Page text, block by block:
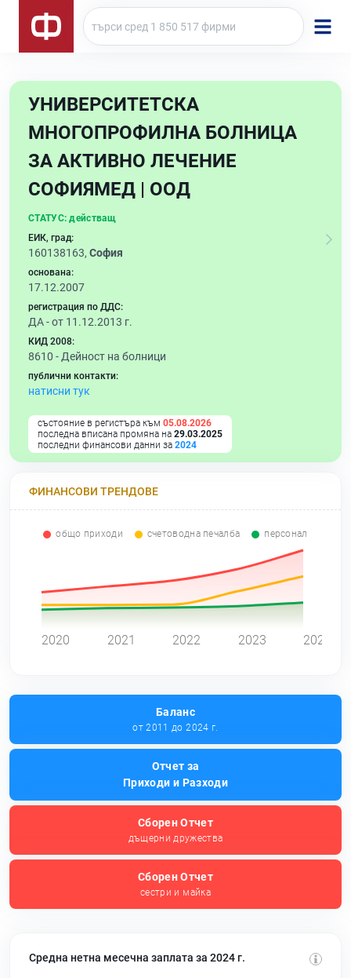
УНИВЕРСИТЕТСКА
МНОГОПРОФИЛНА БОЛНИЦА
ЗА АКТИВНО ЛЕЧЕНИЕ
СОФИЯМЕД | ООД
СТАТУС: действащ
ЕИК, град:
160138163, София
основана:
17.12.2007
регистрация по ДДС:
ДА - от 11.12.2013 г.
КИД 2008:
8610 - Дейност на болници
публични контакти:
натисни тук
състояние в регистъра към 05.08.2026
последна вписана промяна на 29.03.2025
последни финансови данни за 2024
ФИНАНСОВИ ТРЕНДОВЕ
общо приходи счетоводна печалба персонал
2020 2021 2022 2023 2024
Баланс
от 2011 до 2024 г.
Отчет за
Приходи и Разходи
Сборен Отчет
дъщерни дружества
Сборен Отчет
сестри и майка
Средна нетна месечна заплата за 2024 г.